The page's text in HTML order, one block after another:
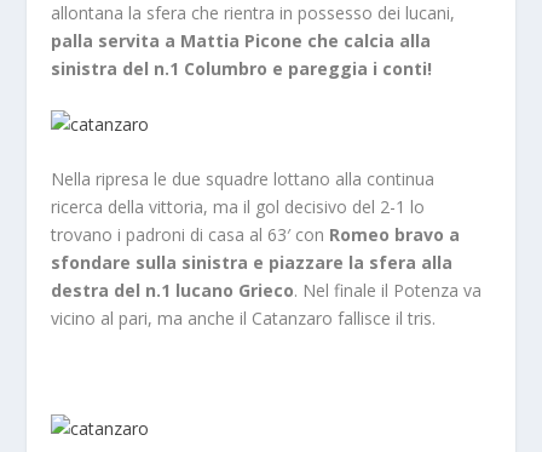
allontana la sfera che rientra in possesso dei lucani,
palla servita a Mattia Picone che calcia alla
sinistra del n.1 Columbro e pareggia i conti!
Nella ripresa le due squadre lottano alla continua
ricerca della vittoria, ma il gol decisivo del 2-1 lo
trovano i padroni di casa al 63′ con Romeo bravo a
sfondare sulla sinistra e piazzare la sfera alla
destra del n.1 lucano Grieco. Nel finale il Potenza va
vicino al pari, ma anche il Catanzaro fallisce il tris.